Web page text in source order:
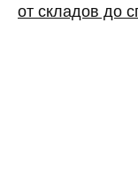
от складов до